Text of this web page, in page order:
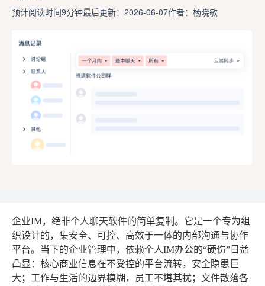
预计阅读时间9分钟最后更新：2026-06-07作者：杨晓敏
企业IM，绝非个人聊天软件的简单复制。它是一个专为组
织设计的，集安全、可控、高效于一体的内部沟通与协作
平台。当下的企业管理中，依赖个人IM办公的“硬伤”日益
凸显：核心商业信息在不受控的平台流转，安全隐患巨
大；工作与生活的边界模糊，员工不堪其扰；文件散落各